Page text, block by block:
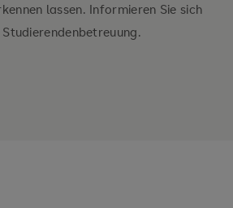
lassen. Informieren Sie sich